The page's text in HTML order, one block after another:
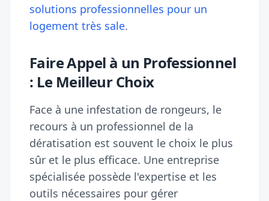
solutions professionnelles pour un
logement très sale.
Faire Appel à un Professionnel
: Le Meilleur Choix
Face à une infestation de rongeurs, le
recours à un professionnel de la
dératisation est souvent le choix le plus
sûr et le plus efficace. Une entreprise
spécialisée possède l'expertise et les
outils nécessaires pour gérer